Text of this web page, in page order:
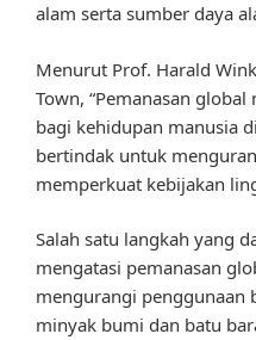
alam serta sumber daya
Menurut Prof. Harald
Town, “Pemanasan
bagi kehidupan manusia
bertindak untuk
memperkuat kebijakan
Salah satu langkah yang
mengatasi pemanasan
mengurangi penggunaan
minyak bumi dan batu